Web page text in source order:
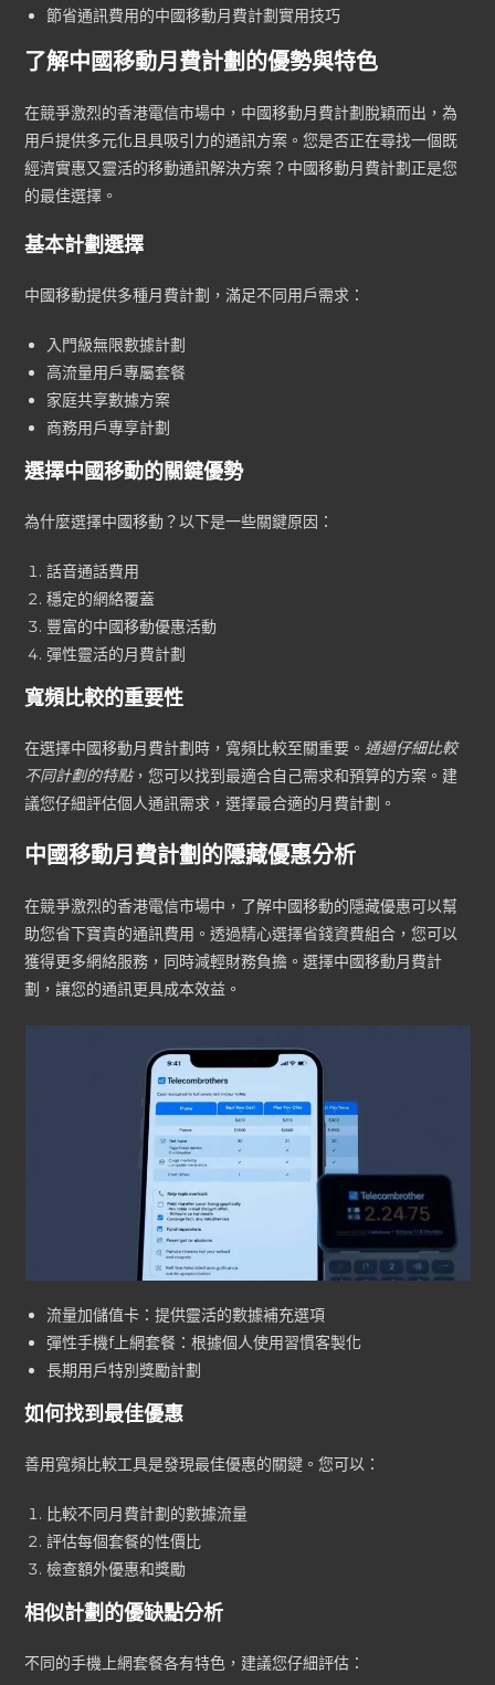
節省通訊費用的中國移動月費計劃實用技巧
了解中國移動月費計劃的優勢與特色
在競爭激烈的香港電信市場中，中國移動月費計劃脫穎而出，為
用戶提供多元化且具吸引力的通訊方案。您是否正在尋找一個既
經濟實惠又靈活的移動通訊解決方案？中國移動月費計劃正是您
的最佳選擇。
基本計劃選擇
中國移動提供多種月費計劃，滿足不同用戶需求：
入門級無限數據計劃
高流量用戶專屬套餐
家庭共享數據方案
商務用戶專享計劃
選擇中國移動的關鍵優勢
為什麼選擇中國移動？以下是一些關鍵原因：
話音通話費用
穩定的網絡覆蓋
豐富的中國移動優惠活動
彈性靈活的月費計劃
寬頻比較的重要性
在選擇中國移動月費計劃時，寬頻比較至關重要。 通過仔細比較
不同計劃的特點，您可以找到最適合自己需求和預算的方案。建
議您仔細評估個人通訊需求，選擇最合適的月費計劃。
中國移動月費計劃的隱藏優惠分析
在競爭激烈的香港電信市場中，了解中國移動的隱藏優惠可以幫
助您省下寶貴的通訊費用。透過精心選擇省錢資費組合，您可以
獲得更多網絡服務，同時減輕財務負擔。選擇中國移動月費計
劃，讓您的通訊更具成本效益。
流量加儲值卡：提供靈活的數據補充選項
彈性手機f上網套餐：根據個人使用習慣客製化
長期用戶特別獎勵計劃
如何找到最佳優惠
善用寬頻比較工具是發現最佳優惠的關鍵。您可以：
比較不同月費計劃的數據流量
評估每個套餐的性價比
檢查額外優惠和獎勵
相似計劃的優缺點分析
不同的手機上網套餐各有特色，建議您仔細評估：